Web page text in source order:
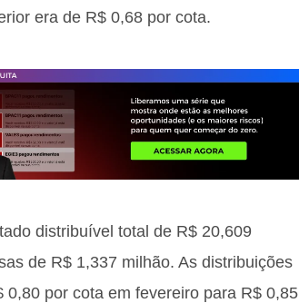
era de R$ 0,68 por cota.
distribuível total de R$ 20,609
de R$ 1,337 milhão. As distribuições
por cota em fevereiro para R$ 0,85